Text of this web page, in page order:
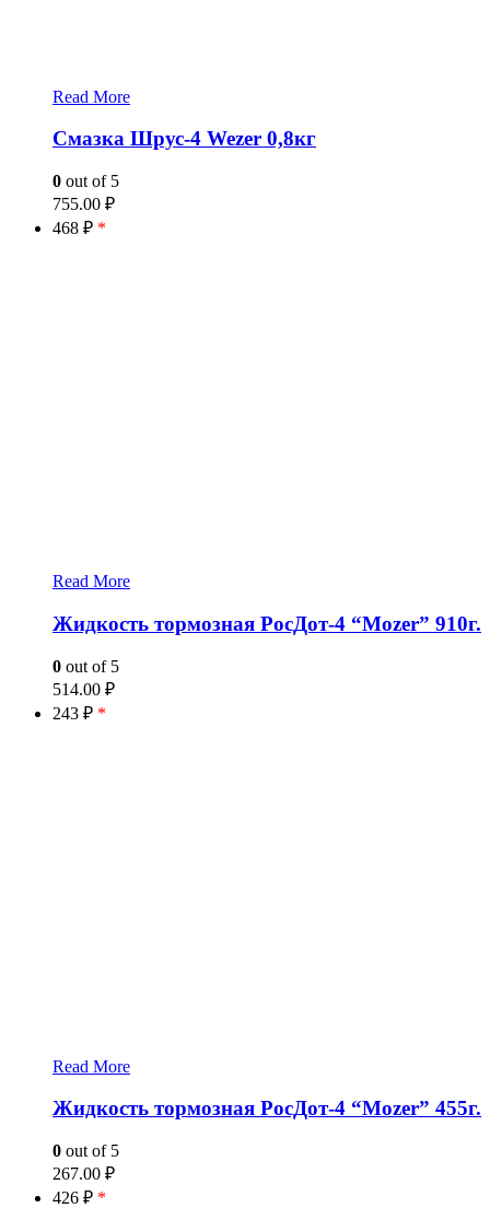
Read More
Смазка Шрус-4 Wezer 0,8кг
0 out of 5
755.00 ₽
468 ₽ *
Read More
Жидкость тормозная РосДот-4 “Mozer” 910г.
0 out of 5
514.00 ₽
243 ₽ *
Read More
Жидкость тормозная РосДот-4 “Mozer” 455г.
0 out of 5
267.00 ₽
426 ₽ *